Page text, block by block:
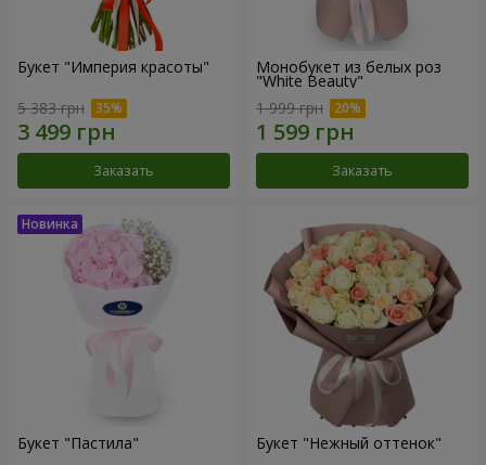
Букет "Империя красоты"
5 383 грн
Заказать
Монобукет из белых роз
"White Beauty"
1 999 грн
Заказать
Букет "Пастила" Букет "Нежный оттенок"